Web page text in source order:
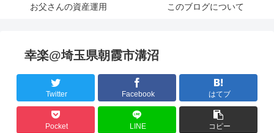
お父さんの資産運用 このブログについて
幸楽@埼玉県朝霞市溝沼
Twitter Facebook はてブ
Pocket LINE コピー